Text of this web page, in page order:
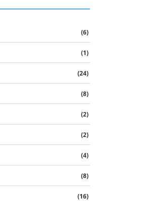
(6)
(1)
(24)
(8)
(2)
(2)
(4)
(8)
(16)